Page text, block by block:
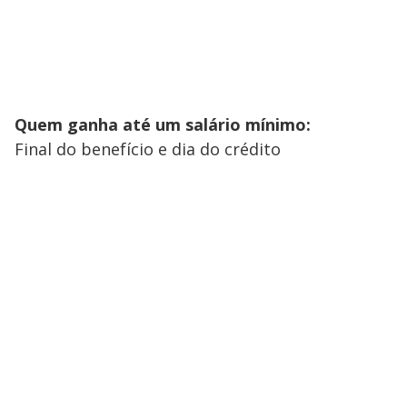
Quem ganha até um salário mínimo:
Final do benefício e dia do crédito